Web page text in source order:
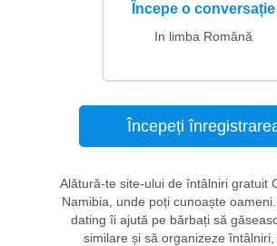
Începe o conversație
In limba Română
Începeți
Alătură-te site-ului de întâlniri gratuit
Namibia, unde poți cunoaște
dating îi ajută pe bărbați să
similare și să organizeze întâlniri,